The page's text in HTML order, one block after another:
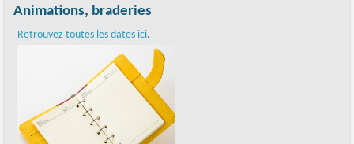
Animations, braderies
Retrouvez toutes les dates ici.